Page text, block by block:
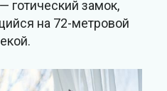
готический замок,
на 72-метровой